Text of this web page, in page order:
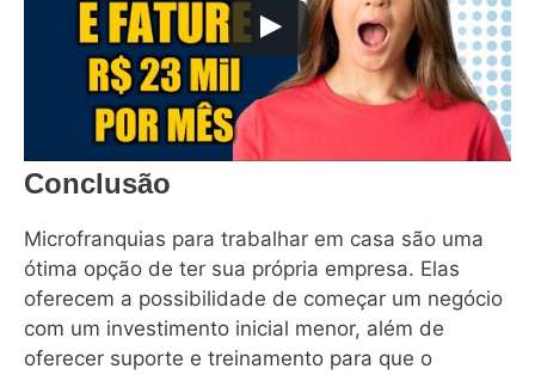
Conclusão
Microfranquias para trabalhar em casa são uma
ótima opção de ter sua própria empresa. Elas
oferecem a possibilidade de começar um negócio
com um investimento inicial menor, além de
oferecer suporte e treinamento para que o